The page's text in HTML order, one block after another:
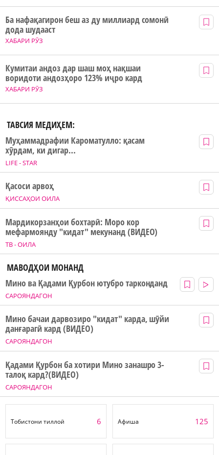
ХАБАРИ РӮЗ
Ба нафақагирон беш аз ду миллиард сомонӣ
дода шудааст
ХАБАРИ РӮЗ
Кумитаи андоз дар шаш моҳ нақшаи
воридоти андозҳоро 123% иҷро кард
ТАВСИЯ МЕДИҲЕМ:
LIFE - STAR
Муҳаммадрафии Кароматулло: қасам
хӯрдам, ки дигар...
ҚИССАҲОИ ОИЛА
Қасоси арвоҳ
ТВ - ОИЛА
Мардикорзанҳои бохтарӣ: Моро кор
мефармоянду "кидат" мекунанд (ВИДЕО)
МАВОДҲОИ МОНАНД
САРОЯНДАГОН
Мино ва Қадами Қурбон ютубро тарконданд
САРОЯНДАГОН
Мино бачаи дарвозиро "кидат" карда, шӯйи
данғарагӣ кард (ВИДЕО)
САРОЯНДАГОН
Қадами Қурбон ба хотири Мино занашро 3-
талоқ кард?(ВИДЕО)
Тобистони тиллоӣ 6 Афиша 125